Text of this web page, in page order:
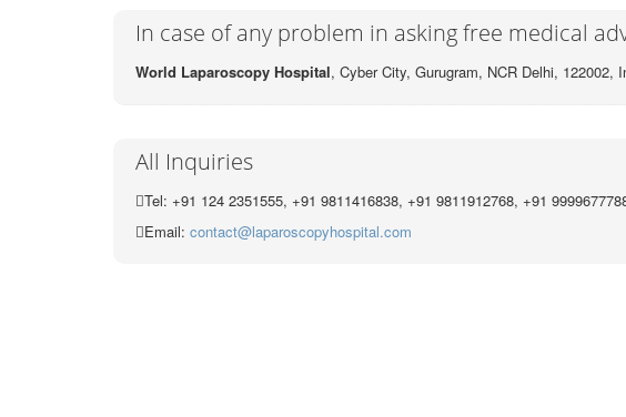
In case of any problem in asking free medical
World Laparoscopy Hospital, Cyber City, Gurugram, NCR Delhi, 122002,
All Inquiries
Tel: +91 124 2351555, +91 9811416838, +91 9811912768, +91
Email: contact@laparoscopyhospital.com